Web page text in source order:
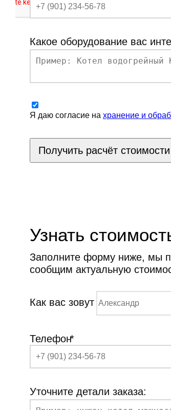
Какое оборудование вас
Я даю согласие на хранение и
Получить расчёт стоимости
Узнать
Заполните форму ниже, мы
сообщим актуальную
Как вас зовут
Телефон*
Уточните детали заказа: